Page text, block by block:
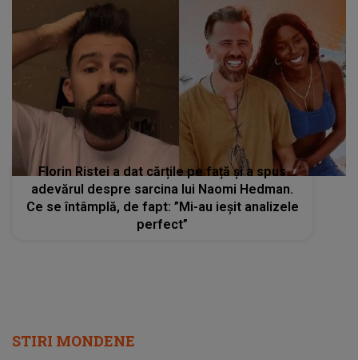
Florin Ristei a dat cărțile pe față și a spus
adevărul despre sarcina lui Naomi Hedman.
Ce se întâmplă, de fapt: ”Mi-au ieșit analizele
perfect”
STIRI MONDENE